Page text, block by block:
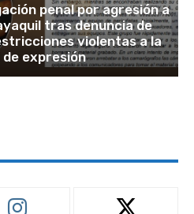
penal por agresión a
tras denuncia de
violentas a la
expresión